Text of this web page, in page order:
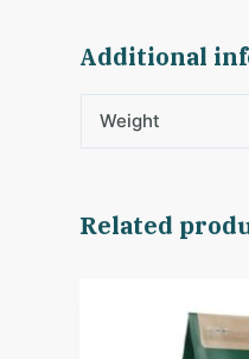
Additional
Weight
Related